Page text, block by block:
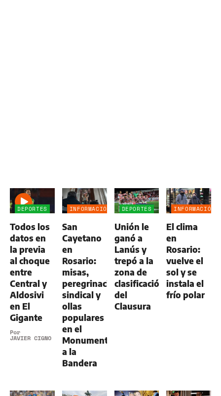
DEPORTES
Todos los
datos en
la previa
al choque
entre
Central y
Aldosivi
en El
Gigante
Por
JAVIER CIGNO
INFORMACIÓN
San
Cayetano
en
Rosario:
misas,
peregrinación
sindical y
ollas
populares
en el
Monumento
a la
Bandera
DEPORTES
Unión le
ganó a
Lanús y
trepó a la
zona de
clasificación
del
Clausura
INFORMACIÓN
El clima
en
Rosario:
vuelve el
sol y se
instala el
frío polar